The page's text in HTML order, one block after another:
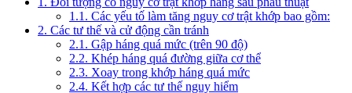
1.1. Các yếu tố làm tăng nguy cơ trật khớp bao gồm:
2. Các tư thế và cử động cần tránh
2.1. Gập háng quá mức (trên 90 độ)
2.2. Khép háng quá đường giữa cơ thể
2.3. Xoay trong khớp háng quá mức
2.4. Kết hợp các tư thế nguy hiểm